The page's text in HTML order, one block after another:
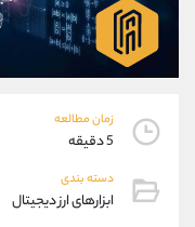
زمان مطالعه
5 دقیقه
دسته بندی
ابزارهای ارز دیجیتال
واتساپ
تلگرام
پشتیبان فروش
موبایل
واتساپ